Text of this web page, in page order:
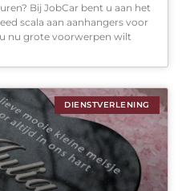
Bij JobCar bent u aan het
scala aan aanhangers voor
nu grote voorwerpen wilt
DIENSTVERLENING